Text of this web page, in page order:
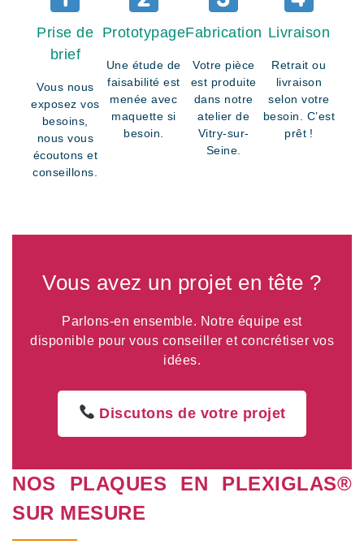
Prise de
brief
Vous nous
exposez vos
besoins,
nous vous
écoutons et
conseillons.
Prototypage
Une étude de
faisabilité est
menée avec
maquette si
besoin.
Fabrication
Votre pièce
est produite
dans notre
atelier de
Vitry-sur-
Seine.
Livraison
Retrait ou
livraison
selon votre
besoin. C’est
prêt !
Vous avez un projet en tête ?
Parlons-en ensemble. Notre équipe est
disponible pour vous conseiller et concrétiser vos
idées.
Discutons de votre projet
NOS PLAQUES EN PLEXIGLAS®
SUR MESURE